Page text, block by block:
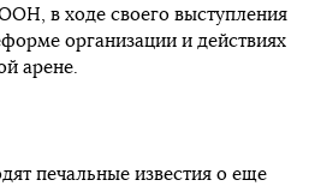
в ходе своего выступления
организации и действиях
арене.
печальные известия о еще